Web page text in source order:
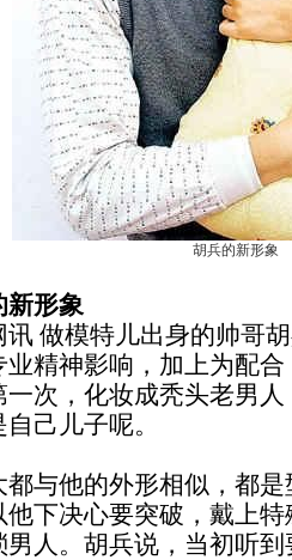
胡兵的新形象
新形象
做模特儿出身的帅哥胡
业精神影响，加上为配
一次，化妆成秃头老男
己儿子呢。
都与他的外形相似，都
他下决心要突破，戴上
男人。胡兵说，当初听